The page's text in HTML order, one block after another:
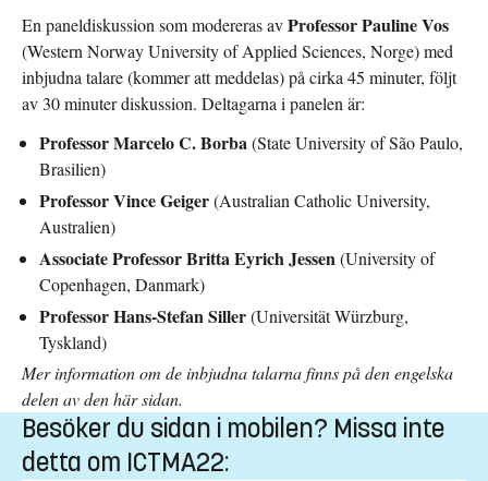
En paneldiskussion som modereras avProfessor Pauline Vos
(Western Norway University of Applied Sciences, Norge) med
inbjudna talare (kommer att meddelas) på cirka 45 minuter, följt
av 30 minuter diskussion. Deltagarna i panelen är:
Professor Marcelo C. Borba(State University of São Paulo,
Brasilien)
Professor Vince Geiger(Australian Catholic University,
Australien)
Associate Professor Britta Eyrich Jessen(University of
Copenhagen, Danmark)
Professor Hans-Stefan Siller(Universität Würzburg,
Tyskland)
Mer information om de inbjudna talarna finns på den engelska
delen av den här sidan.
Besöker du sidan i mobilen? Missa inte
detta om ICTMA22: